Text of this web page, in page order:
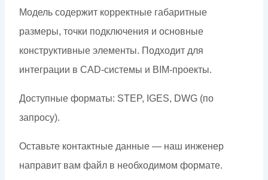
Модель содержит корректные габаритные
размеры, точки подключения и основные
конструктивные элементы. Подходит для
интеграции в CAD-системы и BIM-проекты.
Доступные форматы: STEP, IGES, DWG (по
запросу).
Оставьте контактные данные — наш инженер
направит вам файл в необходимом формате.